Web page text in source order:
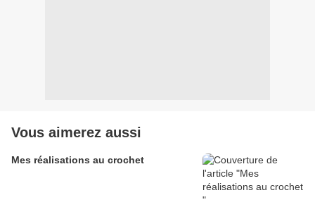
Vous aimerez aussi
Mes réalisations au crochet